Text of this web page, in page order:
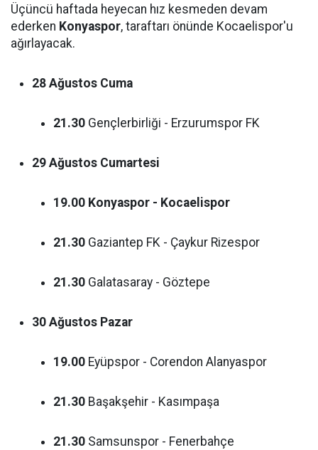
Üçüncü haftada heyecan hız kesmeden devam
ederken Konyaspor, taraftarı önünde Kocaelispor'u
ağırlayacak.
28 Ağustos Cuma
21.30 Gençlerbirliği - Erzurumspor FK
29 Ağustos Cumartesi
19.00 Konyaspor - Kocaelispor
21.30 Gaziantep FK - Çaykur Rizespor
21.30 Galatasaray - Göztepe
30 Ağustos Pazar
19.00 Eyüpspor - Corendon Alanyaspor
21.30 Başakşehir - Kasımpaşa
21.30 Samsunspor - Fenerbahçe